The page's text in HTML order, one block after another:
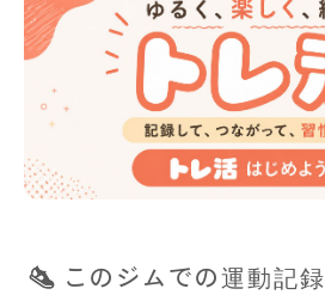
このジムでの運動記録